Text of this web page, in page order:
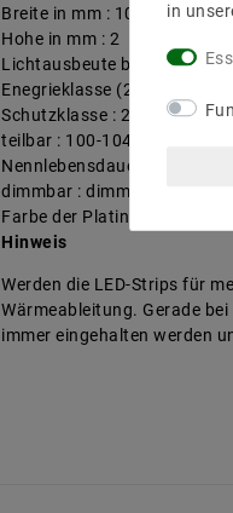
Breite in mm : 10
Hohe in mm : 2
Lichtausbeute bis : 104 lm/W
Enegrieklasse (2017/1369) : F
Schutzklasse : 20
teilbar : 100-104mm
Nennlebensdauer bis zu
dimmbar : dimmbar über PWM
Farbe der Platine : Weiß
Hinweis
Werden die LED-Strips für
Wärmeableitung. Gerade
immer eingehalten werden
in